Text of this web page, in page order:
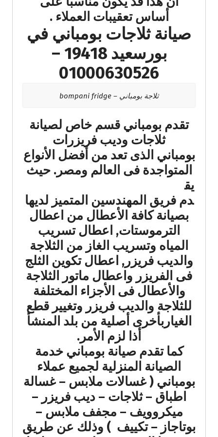
أساس تعقيبات العملاء​ .
صيانة ثلاجات بومباني في
بورسعيد 19418 –
01000630526
ثلاجة بومباني – bompani fridge
تقدم بومباني قسم خاص لصيانة
ثلاجات وديب فريزرات
بومباني الذى تعد من أفضل الأنواع
المتواجدة فى العالم ومصر.حيث
يق
دم فريق المهندسين المتميز لديها
بصيانة كافة الأعطال من اعطال
الترموستات, اعطال تسريب
المياه وتسريب الغاز من الثلاجة
والديب فريزر, اعطال تكوين الثلج
فى الفريزر واعطال ماتور الثلاجة
والأعطال فى الأجزاء المختلفة
للثلاجة والديب فريزر وتغيير قطع
الغياربأخرى أصلية من بلد المنشأ
أذا لزم الأمر.
كما تقدم صيانة بومباني خدمة
الصيانة المنزلية لجميع عملاء
بومباني ( غسالات ملابس – غسالة
اطباق – ثلاجات – ديب فريزر –
ميكروويف – مجفف ملابس –
بوتاجاز – تكييف ) وذلك عن طريق